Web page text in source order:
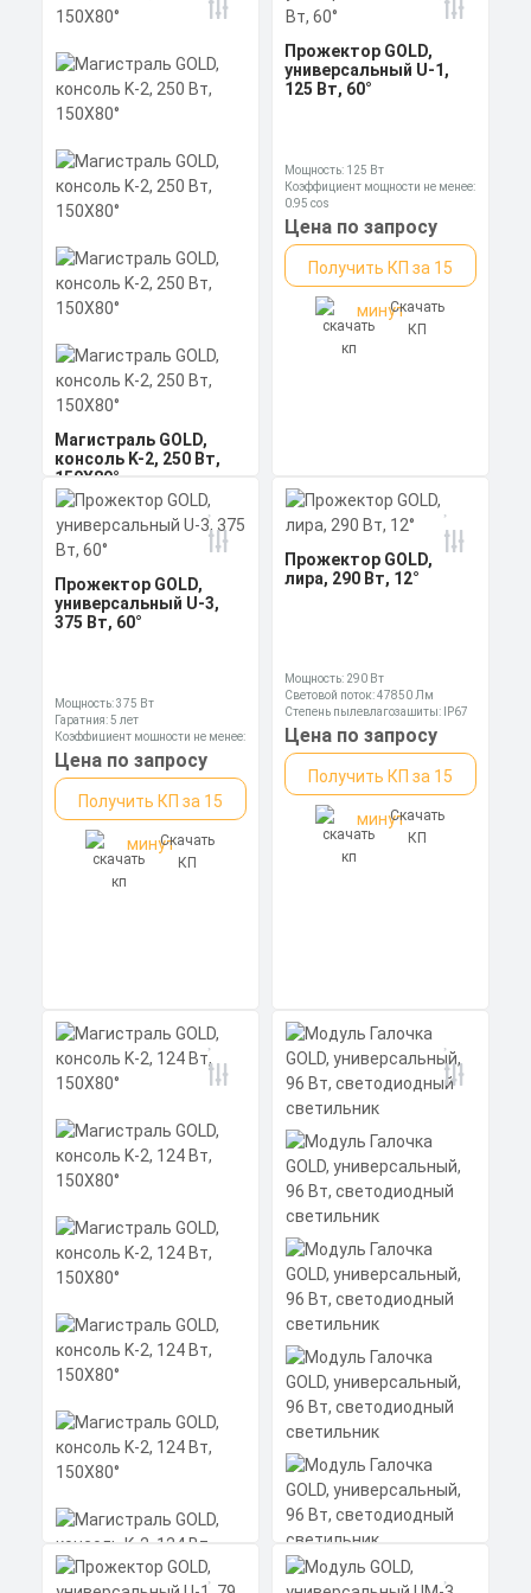
Магистраль GOLD,
консоль K-1, 27 Вт,
30X120°,
светодиодный
Мощность: 27 Вт
Коэффициент мощности не менее:
0,95 cos
Экструдированный
алюминиевый профиль
(анодированный), вторичная
оптика из акрила (ПММА) с
Цена по запросу
Получить КП за 15
КП
Мощность: 27 Вт
Размеры без упаковки:
230x105x148 мм
Размеры в упаковке:
250x115x140 мм
Цена по запросу
минут
КП
Магистраль GOLD,
консоль K-2, 250 Вт,
150X80°
Мощность: 250 Вт
Коэффициент мощности не менее:
0,95 cos
Материал корпуса:
Экструдированный
Цена по запросу
минут
Прожектор GOLD,
универсальный U-1,
125 Вт, 60°
Мощность: 125 Вт
Коэффициент мощности не менее:
0,95 cos
Материал корпуса: Золотой
экструдированный
алюминиевый профиля
(анодированный) , вторичная
оптика из акрила (ПММА) с
силиконовой прокладкой.
Цена по запросу
Получить КП за 15
минутСкачать
КП
Прожектор GOLD,
универсальный U-3,
375 Вт, 60°
Мощность: 375 Вт
Гаратния: 5 лет
Коэффициент мощности не менее:
0,95 cos
Цена по запросу
Получить КП за 15
минутСкачать
КП
Прожектор GOLD,
лира, 290 Вт, 12°
Мощность: 290 Вт
Световой поток: 47850 Лм
Степень пылевлагозащиты: IP67
Цена по запросу
Получить КП за 15
минутСкачать
КП
Модуль Галочка GOLD,
универсальный, 96 Вт,